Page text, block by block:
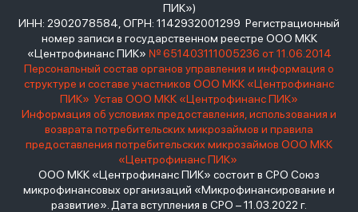
ПИК»)
ИНН: 2902078584, ОГРН: 1142932001299 Регистрационный
номер записи в государственном реестре ООО МКК
«Центрофинанс ПИК» № 651403111005236 от 11.06.2014
Персональный состав органов управления и информация о
структуре и составе участников ООО МКК «Центрофинанс
ПИК» Устав ООО МКК «Центрофинанс ПИК»
Информация об условиях предоставления, использования и
возврата потребительских микрозаймов и правила
предоставления потребительских микрозаймов ООО МКК
«Центрофинанс ПИК»
ООО МКК «Центрофинанс ПИК» состоит в СРО Союз
микрофинансовых организаций «Микрофинансирование и
развитие». Дата вступления в СРО – 11.03.2022 г.